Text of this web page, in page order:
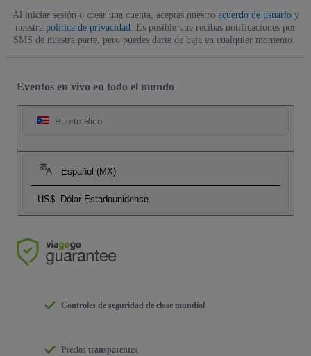
Al iniciar sesión o crear una cuenta, aceptas nuestro acuerdo de usuarioy
nuestra política de privacidad. Es posible que recibas notificaciones por
SMS de nuestra parte, pero puedes darte de baja en cualquier momento.
Eventos en vivo en todo el mundo
Puerto Rico
Español (MX)
US$ Dólar Estadounidense
Controles de seguridad de clase mundial
Precios transparentes